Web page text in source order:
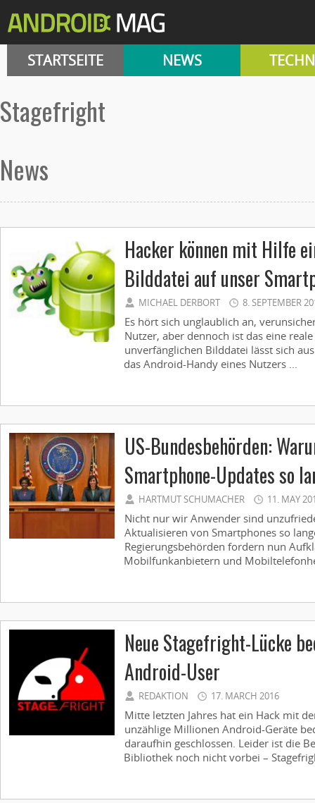
STARTSEITE NEWS
Stagefright
News
Hacker können mit Hilfe
Bilddatei auf unser
MICHAEL DERBORT 8. SEPTEMBER
Es hört sich unglaublich an,
Nutzer, aber dennoch ist das eine
unverfänglichen Bilddatei lässt sich
das Android-Handy eines Nutzers ...
US-Bundesbehörden:
Smartphone-Updates so
HARTMUT SCHUMACHER 11. MAY
Nicht nur wir Anwender sind
Aktualisieren von Smartphones so
Regierungsbehörden fordern nun
Mobilfunkanbietern und
Neue Stagefright-Lücke
Android-User
REDAKTION 17. MARCH 2016
Mitte letzten Jahres hat ein Hack mit
unzählige Millionen Android-Geräte
daraufhin geschlossen. Leider ist die
Bibliothek noch nicht vorbei –